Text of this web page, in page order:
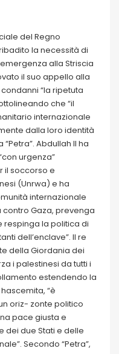
del Regno
la necessità di
alla Striscia
il suo appello alla
“la ripetuta
che “il
internazionale
dalla loro identità
Abdullah II ha
urgenza”
il soccorso e
(Unrwa) e ha
internazionale
Gaza, prevenga
respinga la politica di
dell’enclave”. Il re
della Giordania dei
i palestinesi da tutti i
estendendo la
“è
oriz- zonte politico
pace giusta e
dei due Stati e delle
Secondo “Petra”,